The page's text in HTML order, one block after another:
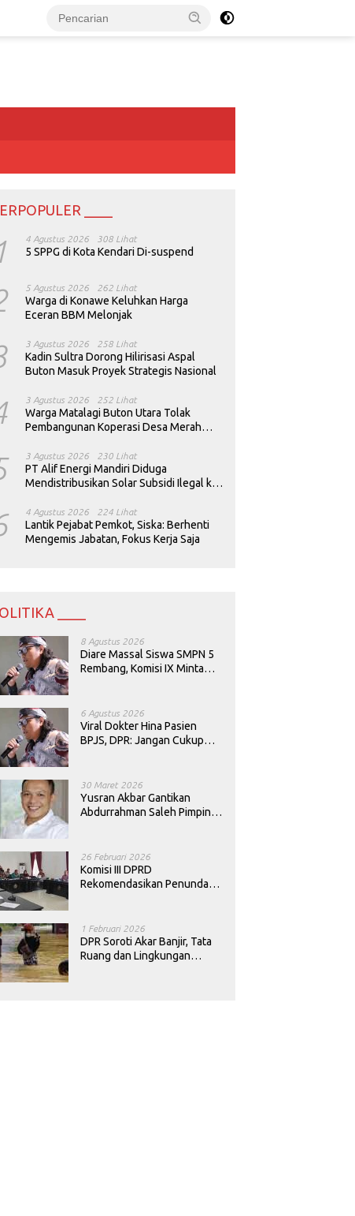
____
4 Agustus 2026 308 Lihat
5 SPPG di Kota Kendari Di-suspend
5 Agustus 2026 262 Lihat
Warga di Konawe Keluhkan Harga
Eceran BBM Melonjak
3 Agustus 2026 258 Lihat
Kadin Sultra Dorong Hilirisasi Aspal
Buton Masuk Proyek Strategis Nasional
3 Agustus 2026 252 Lihat
Warga Matalagi Buton Utara Tolak
Pembangunan Koperasi Desa Merah
3 Agustus 2026 230 Lihat
PT Alif Energi Mandiri Diduga
Mendistribusikan Solar Subsidi Ilegal ke
4 Agustus 2026 224 Lihat
Lantik Pejabat Pemkot, Siska: Berhenti
Mengemis Jabatan, Fokus Kerja Saja
____
8 Agustus 2026
Diare Massal Siswa SMPN 5
Rembang, Komisi IX Minta
6 Agustus 2026
Viral Dokter Hina Pasien
BPJS, DPR: Jangan Cukup
30 Maret 2026
Yusran Akbar Gantikan
Abdurrahman Saleh Pimpin
26 Februari 2026
Komisi III DPRD
Rekomendasikan Penundaan
1 Februari 2026
DPR Soroti Akar Banjir, Tata
Ruang dan Lingkungan